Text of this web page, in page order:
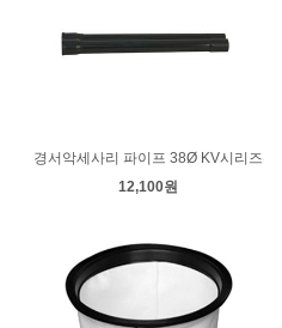
경서악세사리 파이프 38Ø KV시리즈
12,100원